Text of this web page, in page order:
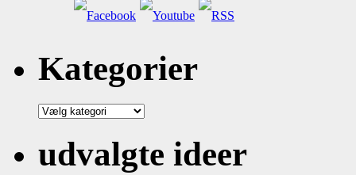
Kategorier
Kategorier
udvalgte ideer